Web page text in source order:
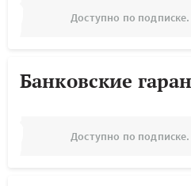
Доступно по подписке.
Банковские
Доступно по подписке.